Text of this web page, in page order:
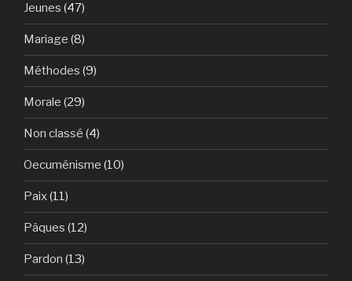
Jeunes (47)
Mariage (8)
Méthodes (9)
Morale (29)
Non classé (4)
Oecuménisme (10)
Paix(11)
Pâques (12)
Pardon (13)